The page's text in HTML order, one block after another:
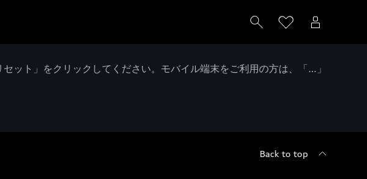
ット」をクリックしてください。モバイル端末をご利用の方は、「…」
Back to top